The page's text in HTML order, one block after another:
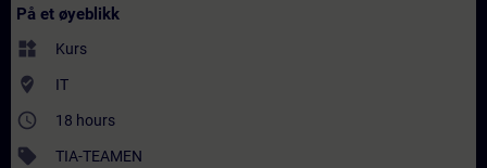
På et øyeblikk
widgets Kurs
where_to_vote IT
access_time 18 hours
sell TIA-TEAMEN